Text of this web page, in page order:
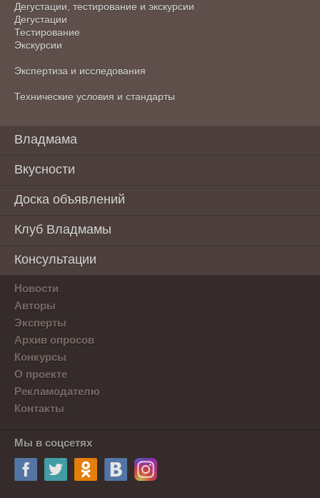
Дегустации, тестирование и экскурсии
Дегустации
Тестирование
Экскурсии
Экспертиза и исследования
Технические условия и стандарты
Владмама
Вкусности
Доска объявлений
Клуб Владмамы
Консультации
Новости
Авторы
Эксперты
Архив опросов
Конкурсы
О проекте
Рекламодателю
Контакты
Мы в соцсетях